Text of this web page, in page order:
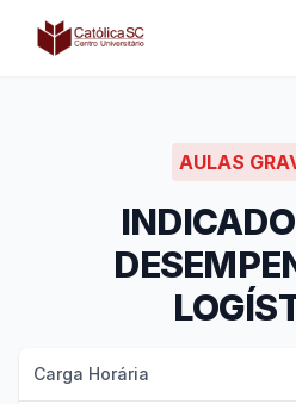
Católica SC | Experts
AULAS
Carga Horária